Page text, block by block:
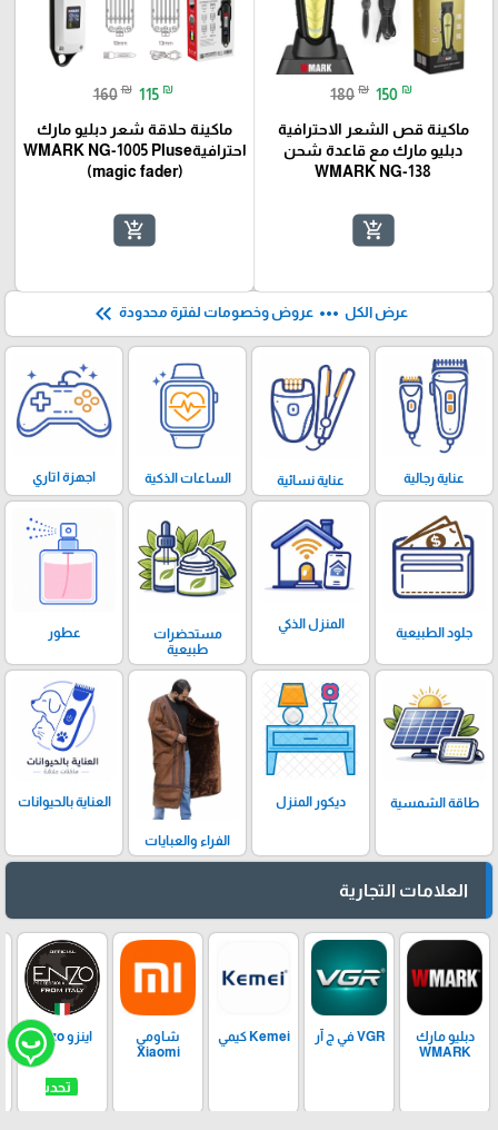
180 ₪ 150 ₪
ماكينة قص الشعر الاحترافية
دبليو مارك مع قاعدة شحن
WMARK NG-138
add_shopping_cart
160 ₪ 115 ₪
ماكينة حلاقة شعر دبليو مارك
احترافيةWMARK NG-1005 Pluse
(magic fader)
add_shopping_cart
عرض الكل more_horiz عروض وخصومات لفترة محدودة keyboard_double_arrow_left
عناية رجالية عناية نسائية الساعات الذكية اجهزة اتاري
جلود الطبيعية
المنزل الذكي
مستحضرات
طبيعية
عطور
طاقة الشمسية ديكور المنزل
الفراء والعبايات
العناية بالحيوانات
العلامات التجارية
دبليو مارك
WMARK
VGR في ج آر Kemei كيمي
شاومي
Xiaomi
اينزو Enzo